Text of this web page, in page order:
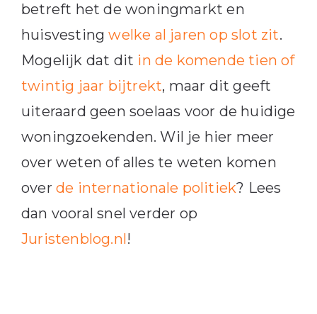
betreft het de woningmarkt en
huisvestingwelke al jaren op slot zit.
Mogelijk dat dit in de komende tien of
twintig jaar bijtrekt, maar dit geeft
uiteraard geen soelaas voor de huidige
woningzoekenden. Wil je hier meer
over weten of alles te weten komen
over de internationale politiek? Lees
dan vooral snel verder op
Juristenblog.nl!